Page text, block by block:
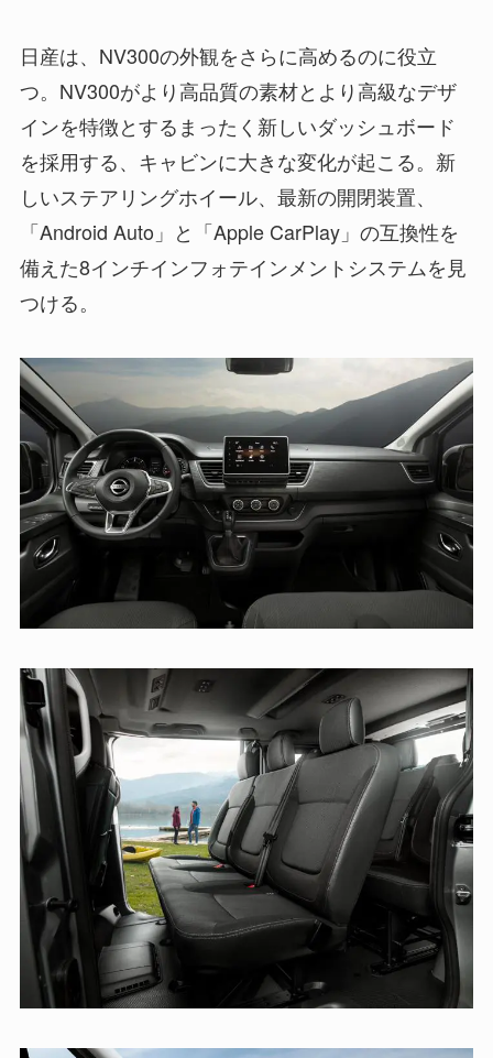
日産は、NV300の外観をさらに高めるのに役立
つ。NV300がより高品質の素材とより高級なデザ
インを特徴とするまったく新しいダッシュボード
を採用する、キャビンに大きな変化が起こる。新
しいステアリングホイール、最新の開閉装置、
「Android Auto」と「Apple CarPlay」の互換性を
備えた8インチインフォテインメントシステムを見
つける。